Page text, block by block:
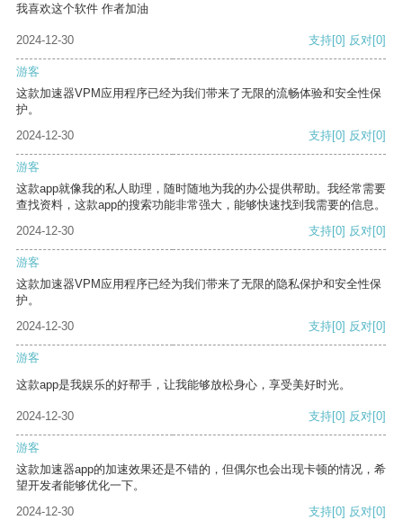
我喜欢这个软件 作者加油
2024-12-30 支持[0] 反对[0]
游客
这款加速器VPM应用程序已经为我们带来了无限的流畅体验和安全性保
护。
2024-12-30
支持[0] 反对[0]
游客
这款app就像我的私人助理，随时随地为我的办公提供帮助。我经常需要
查找资料，这款app的搜索功能非常强大，能够快速找到我需要的信息。
2024-12-30
支持[0] 反对[0]
游客
这款加速器VPM应用程序已经为我们带来了无限的隐私保护和安全性保
护。
2024-12-30
支持[0] 反对[0]
游客
这款app是我娱乐的好帮手，让我能够放松身心，享受美好时光。
2024-12-30 支持[0] 反对[0]
游客
这款加速器app的加速效果还是不错的，但偶尔也会出现卡顿的情况，希
望开发者能够优化一下。
2024-12-30
支持[0] 反对[0]